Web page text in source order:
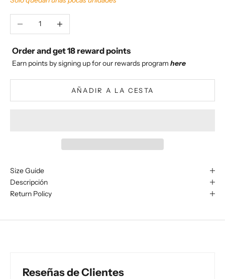
Reducir cantidadAumentar cantidad
Order and get18 reward points
Earn points by signing up for our rewards program here
AÑADIR A LA CESTA
Size Guide
Descripción
Return Policy
Reseñas de Clientes